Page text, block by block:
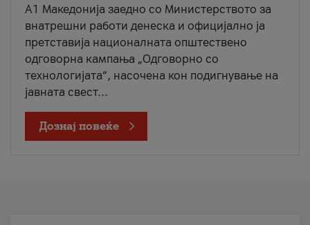
A1 Македонија заедно со Министерството за
внатрешни работи денеска и официјално ја
претставија националната општествено
одговорна кампања „Одговорно со
технологијата“, насочена кон подигнување на
јавната свест...
Дознај повеќе